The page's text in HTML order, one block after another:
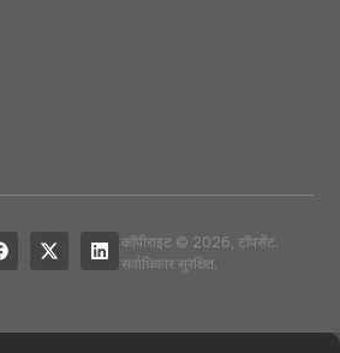
कॉपीराइट © 2026, टॉपसेंट.
सर्वाधिकार सुरक्षित.